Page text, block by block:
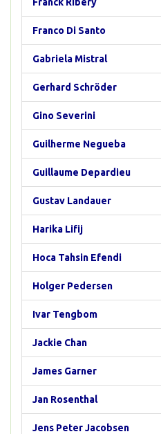
Franco Di Santo
Gabriela Mistral
Gerhard Schröder
Gino Severini
Guilherme Negueba
Guillaume Depardieu
Gustav Landauer
Harika Lifij
Hoca Tahsin Efendi
Holger Pedersen
Ivar Tengbom
Jackie Chan
James Garner
Jan Rosenthal
Jens Peter Jacobsen